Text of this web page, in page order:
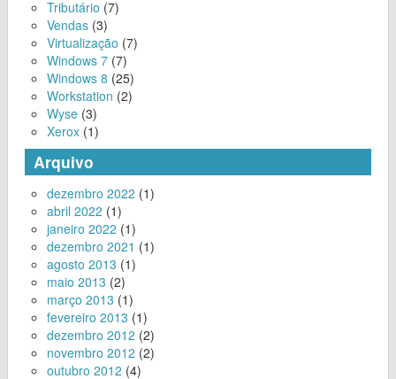
Tributário (7)
Vendas (3)
Virtualização (7)
Windows 7 (7)
Windows 8 (25)
Workstation (2)
Wyse (3)
Xerox (1)
Arquivo
dezembro 2022 (1)
abril 2022 (1)
janeiro 2022 (1)
dezembro 2021 (1)
agosto 2013 (1)
maio 2013 (2)
março 2013 (1)
fevereiro 2013 (1)
dezembro 2012 (2)
novembro 2012 (2)
outubro 2012 (4)